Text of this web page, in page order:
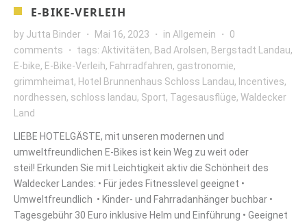
E-BIKE-VERLEIH
by Jutta Binder Mai 16, 2023 in Allgemein
0
comments
tags: Aktivitäten, Bad Arolsen, Bergstadt Landau,
E-bike, E-Bike-Verleih, Fahrradfahren, gastronomie,
grimmheimat, Hotel Brunnenhaus Schloss Landau, Incentives,
nordhessen, schloss landau, Sport, Tagesausflüge, Waldecker
Land
LIEBE HOTELGÄSTE, mit unseren modernen und
umweltfreundlichen E-Bikes ist kein Weg zu weit oder
steil! Erkunden Sie mit Leichtigkeit aktiv die Schönheit des
Waldecker Landes: • Für jedes Fitnesslevel geeignet •
Umweltfreundlich • Kinder- und Fahrradanhänger buchbar •
Tagesgebühr 30 Euro inklusive Helm und Einführung • Geeignet